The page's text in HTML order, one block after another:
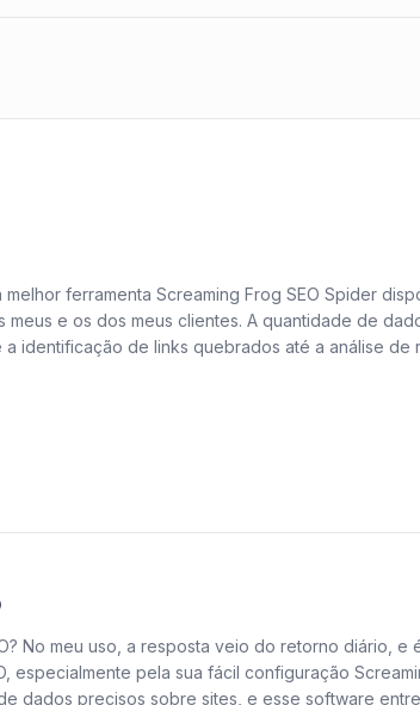
ferramenta Screaming Frog SEO Spider
meus e os dos meus clientes. A quantidade de
identificação de links quebrados até a análise
não diminui sua eficiência. Para mim,
Screaming Frog SEO Spider disponível
de links quebrados até a análise de
SEO Spider é essencial para profissionais de
que conseguia enxergar problemas que antes
que estavam prejudicando o desempenho do
No meu uso, a resposta veio do retorno diário,
especialmente pela sua fácil configuração
dados precisos sobre sites, e esse software